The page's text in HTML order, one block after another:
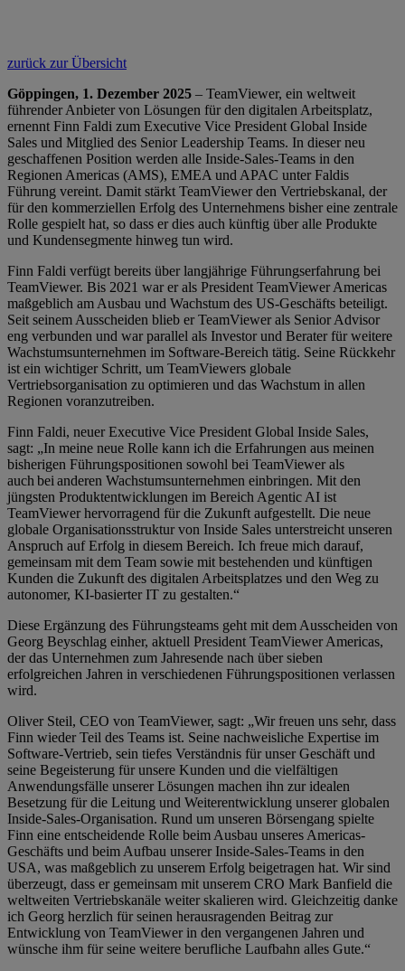
zurück zur Übersicht
Göppingen, 1. Dezember 2025 – TeamViewer, ein weltweit
führender Anbieter von Lösungen für den digitalen Arbeitsplatz,
ernennt Finn Faldi zum Executive Vice President Global Inside
Sales und Mitglied des Senior Leadership Teams. In dieser neu
geschaffenen Position werden alle Inside-Sales-Teams in den
Regionen Americas (AMS), EMEA und APAC unter Faldis
Führung vereint. Damit stärkt TeamViewer den Vertriebskanal, der
für den kommerziellen Erfolg des Unternehmens bisher eine zentrale
Rolle gespielt hat, so dass er dies auch künftig über alle Produkte
und Kundensegmente hinweg tun wird.
Finn Faldi verfügt bereits über langjährige Führungserfahrung bei
TeamViewer. Bis 2021 war er als President TeamViewer Americas
maßgeblich am Ausbau und Wachstum des US-Geschäfts beteiligt.
Seit seinem Ausscheiden blieb er TeamViewer als Senior Advisor
eng verbunden und war parallel als Investor und Berater für weitere
Wachstumsunternehmen im Software-Bereich tätig. Seine Rückkehr
ist ein wichtiger Schritt, um TeamViewers globale
Vertriebsorganisation zu optimieren und das Wachstum in allen
Regionen voranzutreiben.
Finn Faldi, neuer Executive Vice President Global Inside Sales,
sagt: „In meine neue Rolle kann ich die Erfahrungen aus meinen
bisherigen Führungspositionen sowohl bei TeamViewer als
auch bei anderen Wachstumsunternehmen einbringen. Mit den
jüngsten Produktentwicklungen im Bereich Agentic AI ist
TeamViewer hervorragend für die Zukunft aufgestellt. Die neue
globale Organisationsstruktur von Inside Sales unterstreicht unseren
Anspruch auf Erfolg in diesem Bereich. Ich freue mich darauf,
gemeinsam mit dem Team sowie mit bestehenden und künftigen
Kunden die Zukunft des digitalen Arbeitsplatzes und den Weg zu
autonomer, KI-basierter IT zu gestalten.“
Diese Ergänzung des Führungsteams geht mit dem Ausscheiden von
Georg Beyschlag einher, aktuell President TeamViewer Americas,
der das Unternehmen zum Jahresende nach über sieben
erfolgreichen Jahren in verschiedenen Führungspositionen verlassen
wird.
Oliver Steil, CEO von TeamViewer, sagt: „Wir freuen uns sehr, dass
Finn wieder Teil des Teams ist. Seine nachweisliche Expertise im
Software-Vertrieb, sein tiefes Verständnis für unser Geschäft und
seine Begeisterung für unsere Kunden und die vielfältigen
Anwendungsfälle unserer Lösungen machen ihn zur idealen
Besetzung für die Leitung und Weiterentwicklung unserer globalen
Inside-Sales-Organisation. Rund um unseren Börsengang spielte
Finn eine entscheidende Rolle beim Ausbau unseres Americas-
Geschäfts und beim Aufbau unserer Inside-Sales-Teams in den
USA, was maßgeblich zu unserem Erfolg beigetragen hat. Wir sind
überzeugt, dass er gemeinsam mit unserem CRO Mark Banfield die
weltweiten Vertriebskanäle weiter skalieren wird. Gleichzeitig danke
ich Georg herzlich für seinen herausragenden Beitrag zur
Entwicklung von TeamViewer in den vergangenen Jahren und
wünsche ihm für seine weitere berufliche Laufbahn alles Gute.“